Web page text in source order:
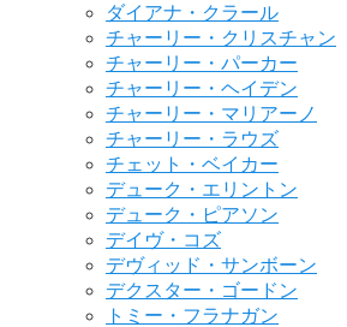
ダイアナ・クラール
チャーリー・クリスチャン
チャーリー・パーカー
チャーリー・ヘイデン
チャーリー・マリアーノ
チャーリー・ラウズ
チェット・ベイカー
デューク・エリントン
デューク・ピアソン
デイヴ・コズ
デヴィッド・サンボーン
デクスター・ゴードン
トミー・フラナガン